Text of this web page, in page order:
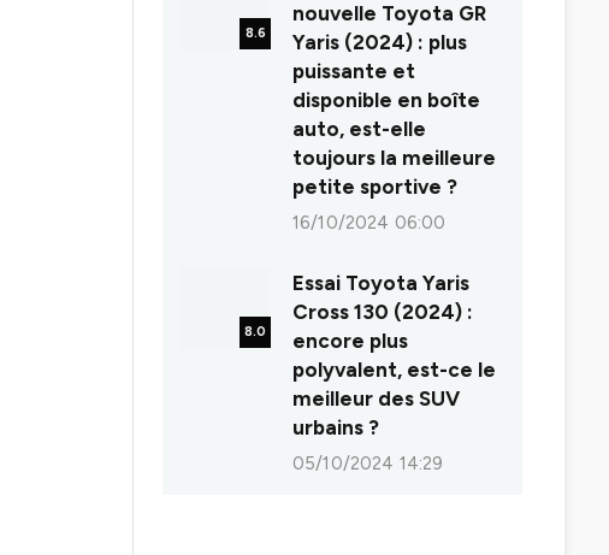
8.6
nouvelle Toyota GR
Yaris (2024) : plus
puissante et
disponible en boîte
auto, est-elle
toujours la meilleure
petite sportive ?
16/10/2024 06:00
8.0
Essai Toyota Yaris
Cross 130 (2024) :
encore plus
polyvalent, est-ce le
meilleur des SUV
urbains ?
05/10/2024 14:29